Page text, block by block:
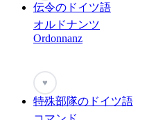
伝令のドイツ語
オルドナンツ
Ordonnanz
♥
特殊部隊のドイツ語